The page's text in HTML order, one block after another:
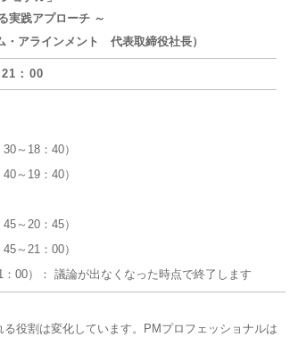
実践アプローチ ～
アラインメント 代表取締役社長）
：00
30～18：40）
40～19：40）
45～20：45）
45～21：00）
：00）： 議論が出なくなった時点で終了します
役割は変化しています。PMプロフェッショナルは